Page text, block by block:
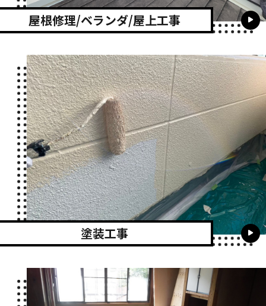
屋根修理/ベランダ/屋上工事
塗装工事